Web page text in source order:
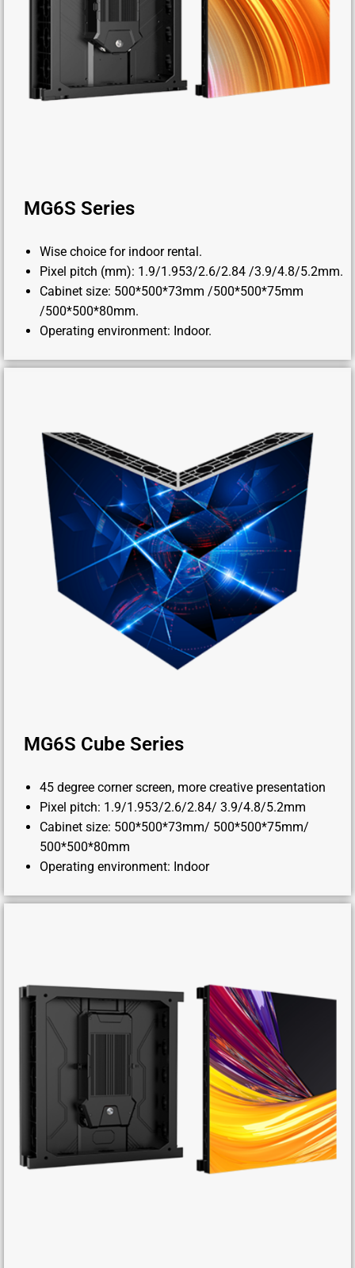
MG6S Series
Wise choice for indoor rental.
Pixel pitch (mm): 1.9/1.953/2.6/2.84 /3.9/4.8/5.2mm.
Cabinet size: 500*500*73mm /500*500*75mm
/500*500*80mm.
Operating environment: Indoor.
MG6S Cube Series
45 degree corner screen, more creative presentation
Pixel pitch: 1.9/1.953/2.6/2.84/ 3.9/4.8/5.2mm
Cabinet size: 500*500*73mm/ 500*500*75mm/
500*500*80mm
Operating environment: Indoor